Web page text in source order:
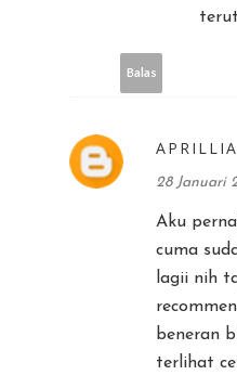
Balas
APRILLIA
28 Januari
Aku
cuma
lagii nih
beneran
terlihat